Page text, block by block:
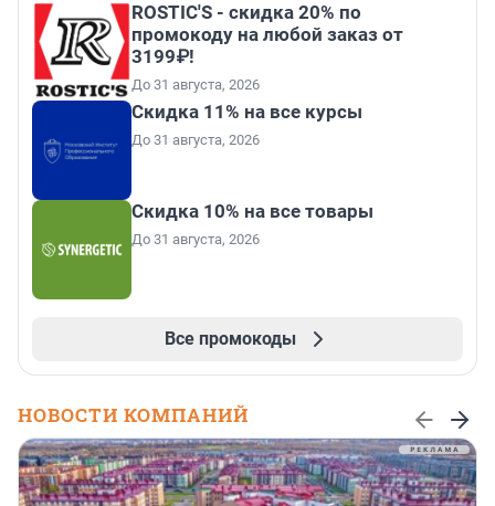
ROSTIC'S - скидка 20% по
промокоду на любой заказ от
3199₽!
До 31 августа, 2026
Скидка 11% на все курсы
До 31 августа, 2026
Скидка 10% на все товары
До 31 августа, 2026
Все промокоды
НОВОСТИ КОМПАНИЙ